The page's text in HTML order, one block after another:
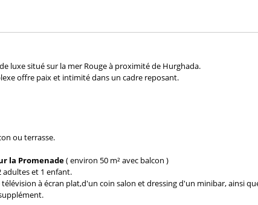
luxe situé sur la mer Rouge à proximité de Hurghada.
offre paix et intimité dans un cadre reposant.
ou terrasse.
la Promenade( environ 50 m² avec balcon )
adultes et 1 enfant.
à écran plat,d'un coin salon et dressing d'un minibar, ainsi